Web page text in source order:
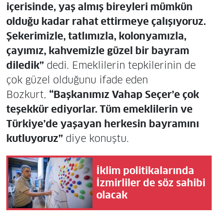
içerisinde, yaş almış bireyleri mümkün
olduğu kadar rahat ettirmeye çalışıyoruz.
Şekerimizle, tatlımızla, kolonyamızla,
çayımız, kahvemizle güzel bir bayram
diledik”dedi. Emeklilerin tepkilerinin de
çok güzel olduğunu ifade eden
Bozkurt, “Başkanımız Vahap Seçer’e çok
teşekkür ediyorlar. Tüm emeklilerin ve
Türkiye’de yaşayan herkesin bayramını
kutluyoruz”diye konuştu.
İklim politikalarında
İzmirliler de söz sahibi
olacak